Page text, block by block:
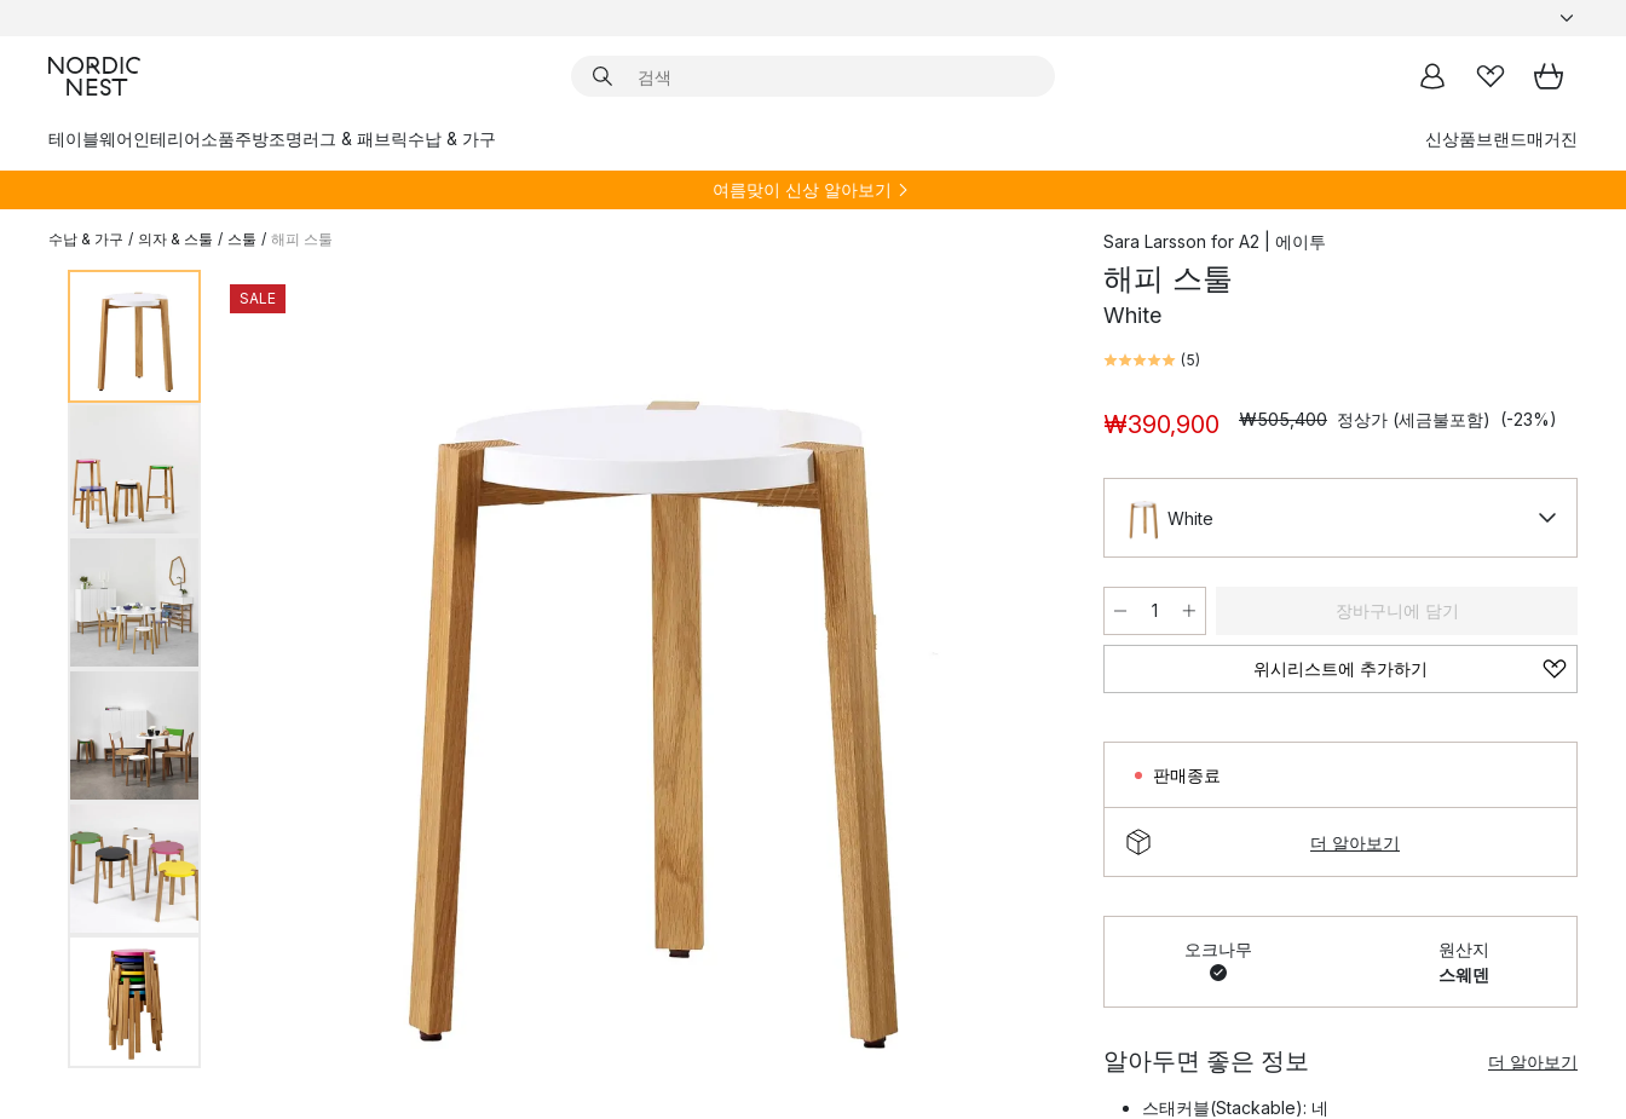
테이블웨어인테리어소품주방조명러그 & 패브릭수납 & 가구 신상품브랜드매거진
여름맞이 신상 알아보기
수납 & 가구 / 의자 & 스툴 / 스툴 / 해피 스툴
SALE
Sara Larsson for A2 | 에이투
해피 스툴
White
(5)
₩390,900 ₩505,400 정상가 (세금불포함) (-23%)
White
장바구니에 담기
위시리스트에 추가하기
판매종료
더 알아보기
오크나무
원산지
스웨덴
알아두면 좋은 정보 더 알아보기
스태커블(Stackable): 네